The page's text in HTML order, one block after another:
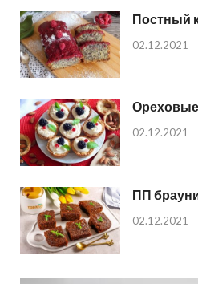
Постный
02.12.2021
Ореховые
02.12.2021
ПП
02.12.2021